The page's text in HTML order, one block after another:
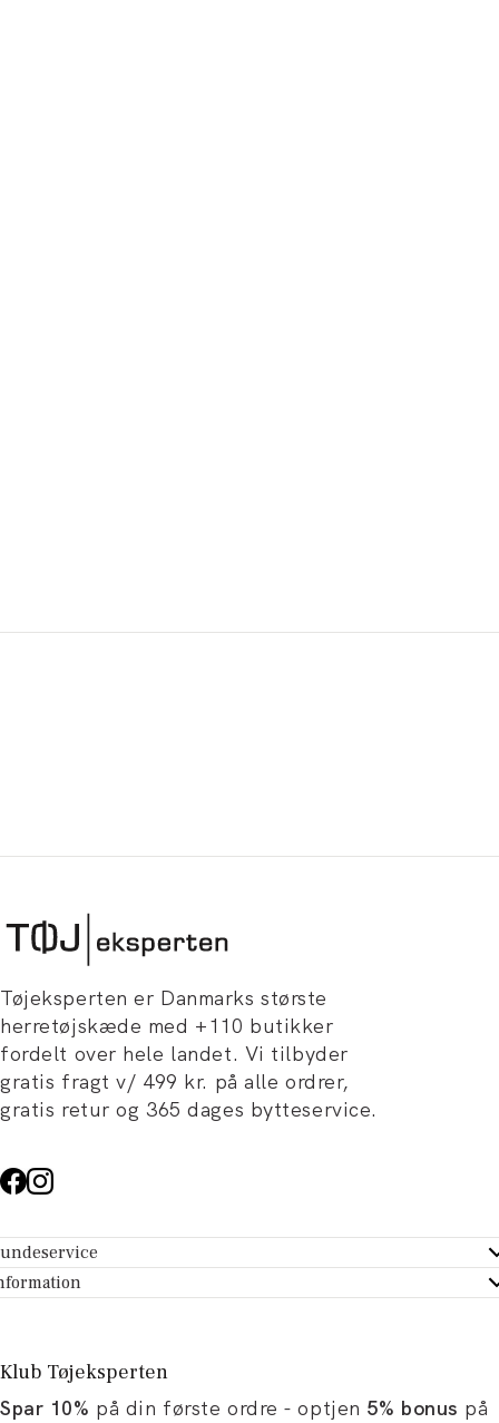
Tøjeksperten er Danmarks største
herretøjskæde med +110 butikker
fordelt over hele landet. Vi tilbyder
gratis fragt v/ 499 kr. på alle ordrer,
gratis retur og 365 dages bytteservice.
- Hjælpecenter
dit køb
Tøjeksperten
og artikler
Klub Tøjeksperten
Spar 10% på din første ordre - optjen 5% bonus på